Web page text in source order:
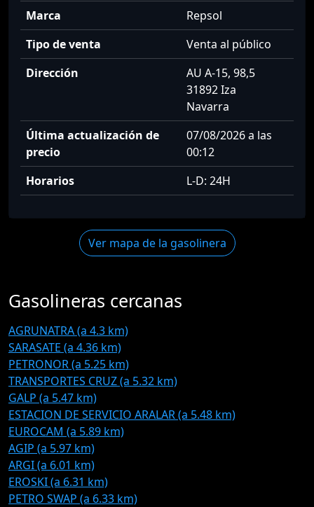
Marca
Repsol
Tipo de venta
Venta al público
Dirección
AU A-15, 98,5
31892 Iza
Navarra
Última actualización de
precio
07/08/2026 a las
00:12
Horarios
L-D: 24H
Ver mapa de la gasolinera
Gasolineras cercanas
AGRUNATRA (a 4.3 km)
SARASATE (a 4.36 km)
PETRONOR (a 5.25 km)
TRANSPORTES CRUZ (a 5.32 km)
GALP (a 5.47 km)
ESTACION DE SERVICIO ARALAR (a 5.48 km)
EUROCAM (a 5.89 km)
AGIP (a 5.97 km)
ARGI (a 6.01 km)
EROSKI (a 6.31 km)
PETRO SWAP (a 6.33 km)